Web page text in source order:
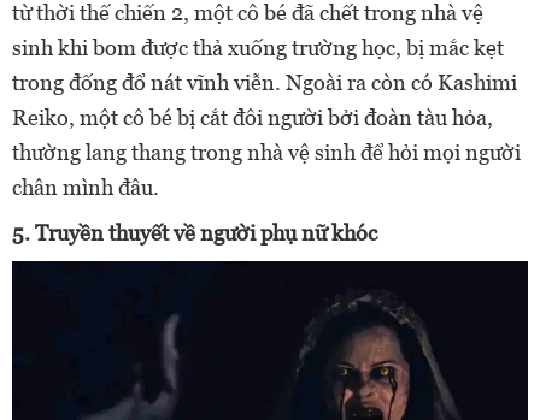
từ thời thế chiến 2, một cô bé đã chết trong nhà vệ
sinh khi bom được thả xuống trường học, bị mắc kẹt
trong đống đổ nát vĩnh viễn. Ngoài ra còn có Kashimi
Reiko, một cô bé bị cắt đôi người bởi đoàn tàu hỏa,
thường lang thang trong nhà vệ sinh để hỏi mọi người
chân mình đâu.
5. Truyền thuyết về người phụ nữ khóc